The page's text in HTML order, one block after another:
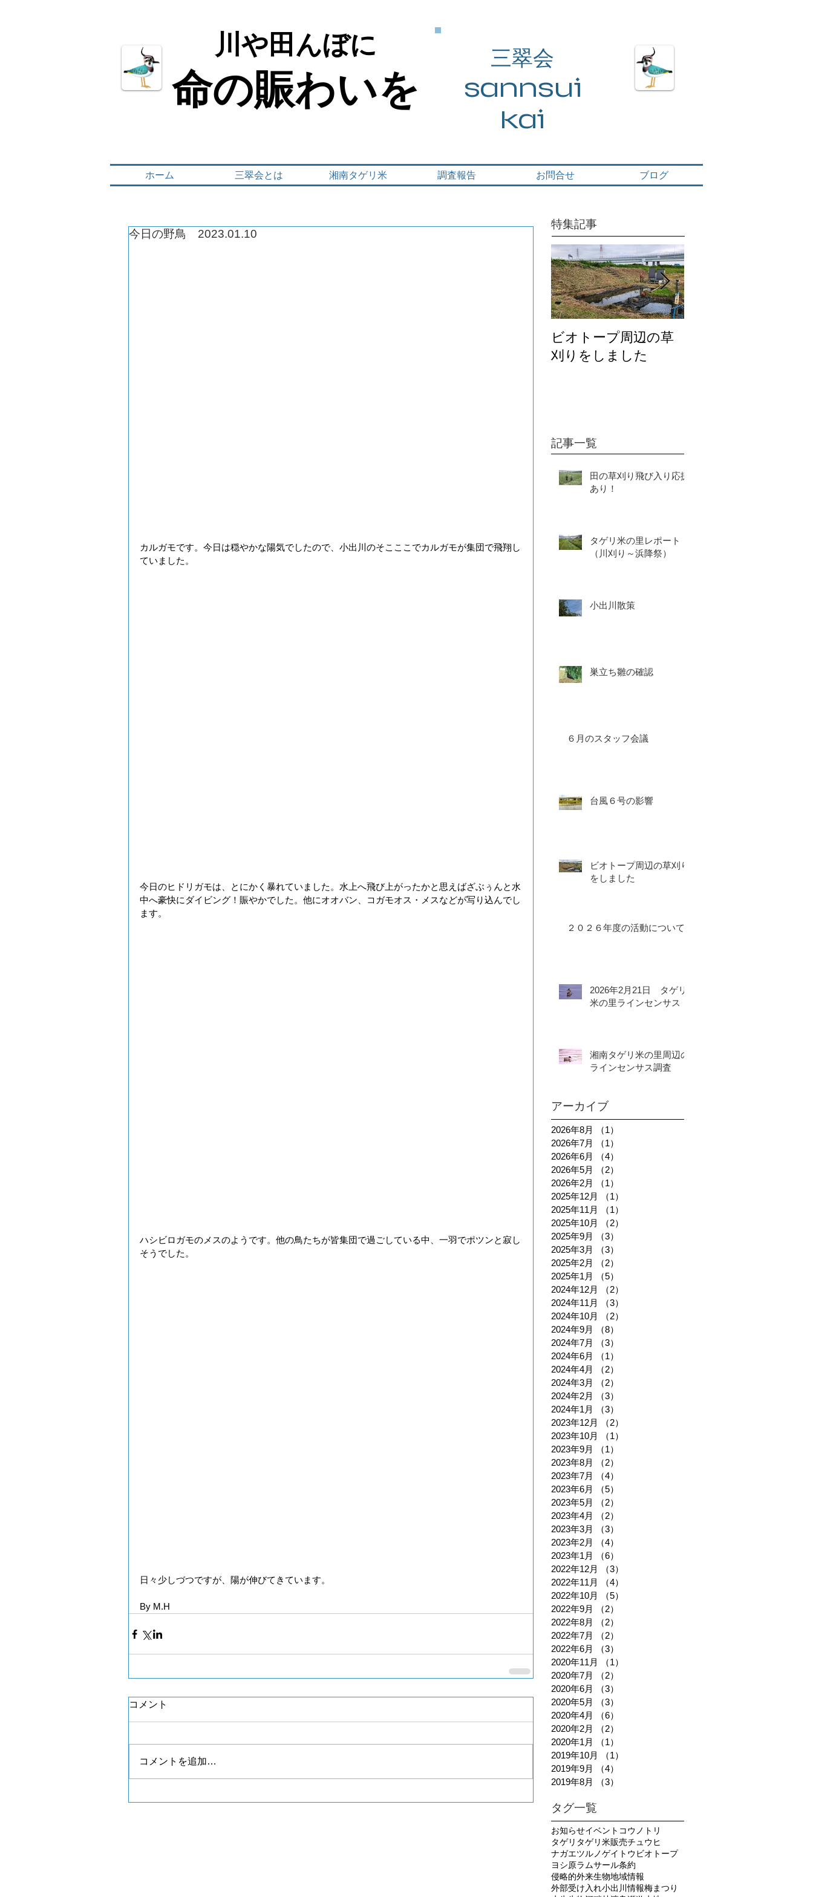
川や田んぼに
川や田んぼに
命の賑わいを
命の賑わいを
三翠会
sannsui​
kai
ホーム 三翠会とは 湘南タゲリ米 調査報告 お問合せ ブログ
今日の野鳥 2023.01.10
カルガモです。今日は穏やかな陽気でしたので、小出川のそこここでカルガモが集団で飛翔し
ていました。
今日のヒドリガモは、とにかく暴れていました。水上へ飛び上がったかと思えばざぶぅんと水
中へ豪快にダイビング！賑やかでした。他にオオバン、コガモオス・メスなどが写り込んでし
ます。
ハシビロガモのメスのようです。他の鳥たちが皆集団で過ごしている中、一羽でポツンと寂し
そうでした。
日々少しづつですが、陽が伸びてきています。
By M.H
コメント
コメントを追加…
特集記事
ビオトープ周辺の草
刈りをしました
記事一覧
田の草刈り飛び入り応援
あり！
タゲリ米の里レポート
（川刈り～浜降祭）
小出川散策
巣立ち雛の確認
６月のスタッフ会議
台風６号の影響
ビオトープ周辺の草刈り
をしました
２０２６年度の活動について
2026年2月21日 タゲリ
米の里ラインセンサス
湘南タゲリ米の里周辺の
ラインセンサス調査
アーカイブ
2026年8月 （1）
2026年7月
（1）
2026年6月
（4）
2026年5月
（2）
2026年2月
（1）
2025年12月
（1）
2025年11月
（1）
2025年10月
（2）
2025年9月
（3）
2025年3月
（3）
2025年2月
（2）
2025年1月
（5）
2024年12月
（2）
2024年11月
（3）
2024年10月
（2）
2024年9月
（8）
2024年7月
（3）
2024年6月
（1）
2024年4月
（2）
2024年3月
（2）
2024年2月
（3）
2024年1月
（3）
2023年12月
（2）
2023年10月
（1）
2023年9月
（1）
2023年8月
（2）
2023年7月
（4）
2023年6月
（5）
2023年5月
（2）
2023年4月
（2）
2023年3月
（3）
2023年2月
（4）
2023年1月
（6）
2022年12月
（3）
2022年11月
（4）
2022年10月
（5）
2022年9月
（2）
2022年8月
（2）
2022年7月
（2）
2022年6月
（3）
2020年11月
（1）
2020年7月
（2）
2020年6月
（3）
2020年5月
（3）
2020年4月
（6）
2020年2月
（2）
2020年1月
（1）
2019年10月
（1）
2019年9月
（4）
2019年8月
（3）
タグ一覧
お知らせイベント コウノトリ
タゲリ タゲリ米販売チュウヒ
ナガエツルノゲイトウ ビオトープ
ヨシ原ラムサール条約
侵略的外来生物地域情報
外部受け入れ小出川 情報梅まつり